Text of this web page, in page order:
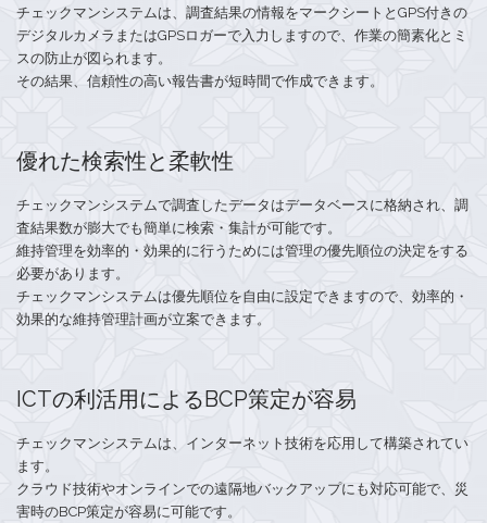
チェックマンシステムは、調査結果の情報をマークシートとGPS付きの
デジタルカメラまたはGPSロガーで入力しますので、作業の簡素化とミ
スの防止が図られます。
その結果、信頼性の高い報告書が短時間で作成できます。
優れた検索性と柔軟性
チェックマンシステムで調査したデータはデータベースに格納され、調
査結果数が膨大でも簡単に検索・集計が可能です。
維持管理を効率的・効果的に行うためには管理の優先順位の決定をする
必要があります。
チェックマンシステムは優先順位を自由に設定できますので、効率的・
効果的な維持管理計画が立案できます。
ICTの利活用によるBCP策定が容易
チェックマンシステムは、インターネット技術を応用して構築されてい
ます。
クラウド技術やオンラインでの遠隔地バックアップにも対応可能で、災
害時のBCP策定が容易に可能です。